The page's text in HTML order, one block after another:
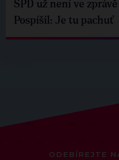
SPD už není ve
Pospíšil: Je tu pachuť
ODEBÍREJTE